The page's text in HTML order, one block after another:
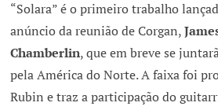
“Solara” é o primeiro trabalho
anúncio da reunião de Corgan,
Chamberlin, que em breve se
pela América do Norte. A faixa foi
Rubin e traz a participação do